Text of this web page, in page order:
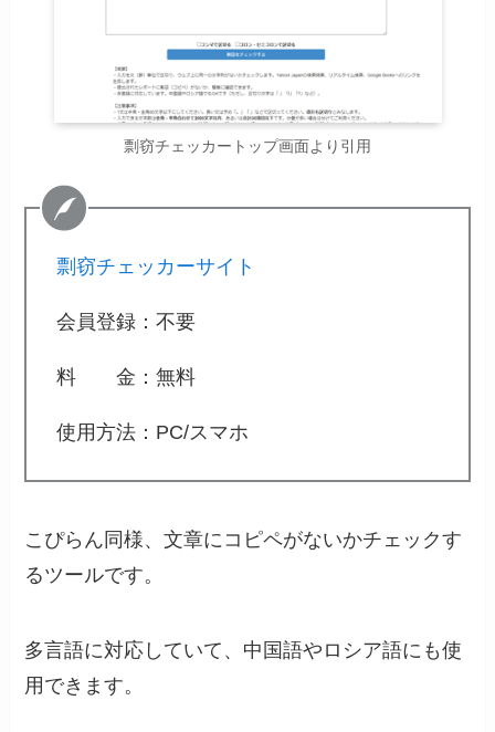
剽窃チェッカートップ画面より引用
剽窃チェッカーサイト
会員登録：不要
料 金：無料
使用方法：PC/スマホ
こぴらん同様、文章にコピペがないかチェックす
るツールです。
多言語に対応していて、中国語やロシア語にも使
用できます。